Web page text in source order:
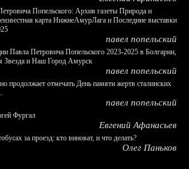
Попельского: Архив газеты Природа и
карта НижнеАмурЛага и Последние выставки
павел попельский
Павла Петровича Попельского 2023-2025 в Болгарии,
Звезда и Наш Город Амурск
павел попельский
продолжает отмечать День памяти жертв сталинских
павел попельский
Фургал
Евгений Афанасьев
за проезд: кто виноват, и что делать?
Олег Паньков